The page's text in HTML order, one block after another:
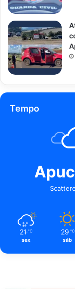
Tempo
21 ℃
sex
29 ℃
sáb